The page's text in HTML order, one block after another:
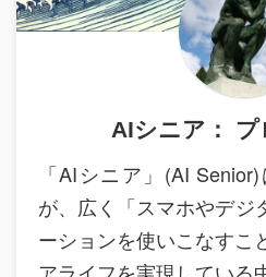
AIシニア：
「AIシニア」(AI
が、広く「スマホやデジ
ーションを使いこなすこ
アライフを実現している